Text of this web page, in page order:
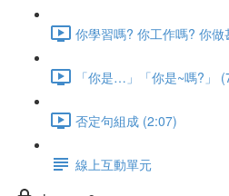
你學習嗎? 你工作嗎? 你
「你是…」「你是~嗎?」
否定句組成 (2:07)
線上互動單元